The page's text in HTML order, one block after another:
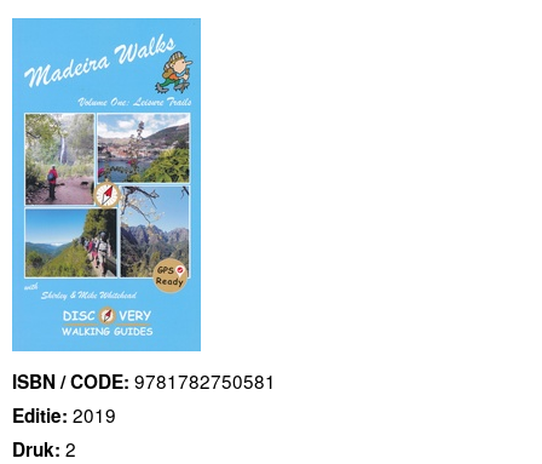
ISBN / CODE: 9781782750581
Editie: 2019
Druk: 2